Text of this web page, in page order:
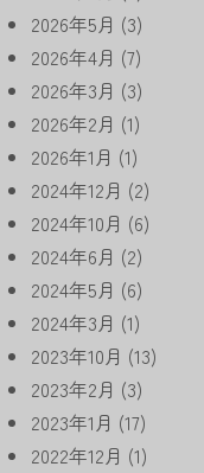
2026年5月 (3)
2026年4月 (7)
2026年3月 (3)
2026年2月 (1)
2026年1月 (1)
2024年12月 (2)
2024年10月 (6)
2024年6月 (2)
2024年5月 (6)
2024年3月 (1)
2023年10月 (13)
2023年2月 (3)
2023年1月 (17)
2022年12月 (1)